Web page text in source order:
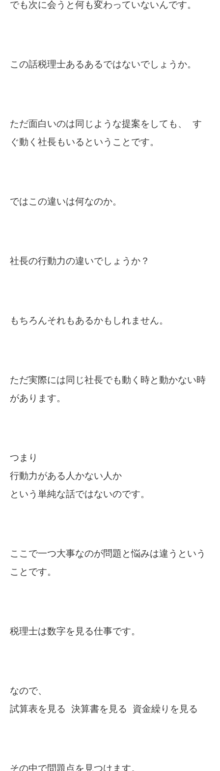
でも次に会うと何も変わっていないんです。
この話税理士あるあるではないでしょうか。
ただ面白いのは同じような提案をしても、 す
ぐ動く社長もいるということです。
ではこの違いは何なのか。
社長の行動力の違いでしょうか？
もちろんそれもあるかもしれません。
ただ実際には同じ社長でも動く時と動かない時
があります。
つまり
行動力がある人かない人か
という単純な話ではないのです。
ここで一つ大事なのが問題と悩みは違うという
ことです。
税理士は数字を見る仕事です。
なので、
試算表を見る 決算書を見る 資金繰りを見る
その中で問題点を見つけます。